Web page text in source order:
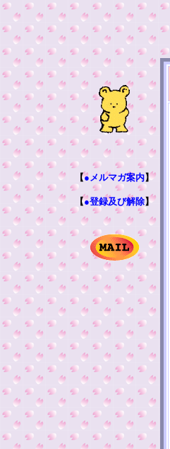
【●メルマガ案内】
【●登録及び解除】